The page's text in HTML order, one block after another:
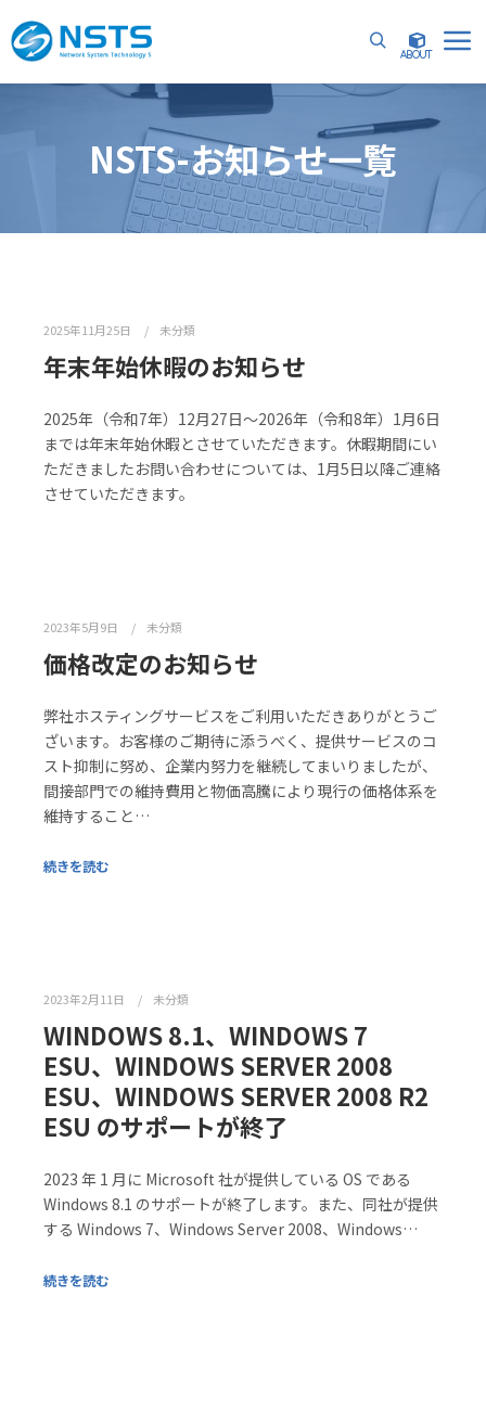
詳細
NSTS-お知らせ一覧
2025年11月25日 未分類
年末年始休暇のお知らせ
2025年（令和7年）12月27日～2026年（令和8年）1月6日
までは年末年始休暇とさせていただきます。休暇期間にい
ただきましたお問い合わせについては、1月5日以降ご連絡
させていただきます。
2023年5月9日 未分類
価格改定のお知らせ
弊社ホスティングサービスをご利用いただきありがとうご
ざいます。お客様のご期待に添うべく、提供サービスのコ
スト抑制に努め、企業内努力を継続してまいりましたが、
間接部門での維持費用と物価高騰により現行の価格体系を
維持すること…
続きを読む
2023年2月11日 未分類
WINDOWS 8.1、WINDOWS 7
ESU、WINDOWS SERVER 2008
ESU、WINDOWS SERVER 2008 R2
ESU のサポートが終了
2023 年 1 月に Microsoft 社が提供している OS である
Windows 8.1 のサポートが終了します。また、同社が提供
する Windows 7、Windows Server 2008、Windows…
続きを読む